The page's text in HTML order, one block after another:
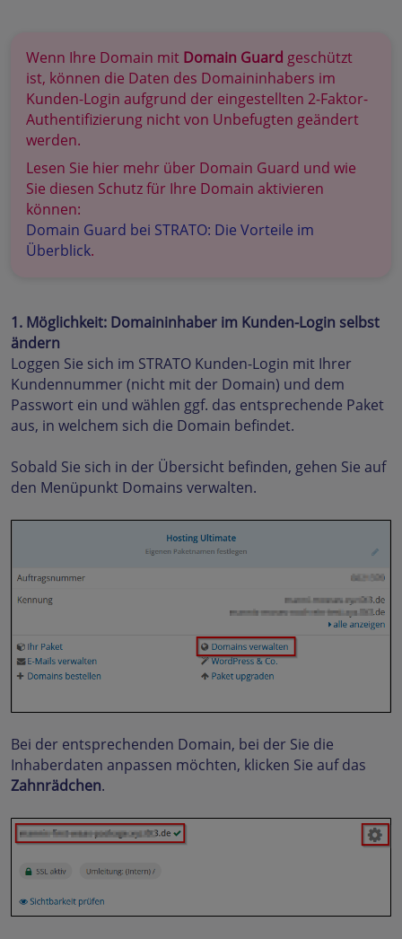
Wenn Ihre Domain mit Domain Guard geschützt
ist, können die Daten des Domaininhabers im
Kunden-Login aufgrund der eingestellten 2-Faktor-
Authentifizierung nicht von Unbefugten geändert
werden.
Lesen Sie hier mehr über Domain Guard und wie
Sie diesen Schutz für Ihre Domain aktivieren
können:
Domain Guard bei STRATO: Die Vorteile im
Überblick.
1. Möglichkeit: Domaininhaber im Kunden-Login selbst
ändern
Loggen Sie sich im STRATO Kunden-Login mit Ihrer
Kundennummer (nicht mit der Domain) und dem
Passwort ein und wählen ggf. das entsprechende Paket
aus, in welchem sich die Domain befindet.
Sobald Sie sich in der Übersicht befinden, gehen Sie auf
den Menüpunkt Domains verwalten.
Bei der entsprechenden Domain, bei der Sie die
Inhaberdaten anpassen möchten, klicken Sie auf das
Zahnrädchen.